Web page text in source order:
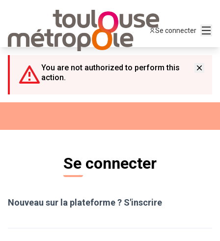
Se connecter
You are not authorized to perform this
action.
Se connecter
Nouveau sur la plateforme ? S'inscrire